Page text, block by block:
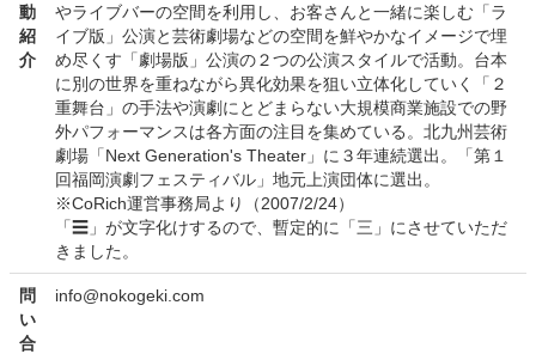
動
紹
介
やライブバーの空間を利用し、お客さんと一緒に楽しむ「ラ
イブ版」公演と芸術劇場などの空間を鮮やかなイメージで埋
め尽くす「劇場版」公演の２つの公演スタイルで活動。台本
に別の世界を重ねながら異化効果を狙い立体化していく「２
重舞台」の手法や演劇にとどまらない大規模商業施設での野
外パフォーマンスは各方面の注目を集めている。北九州芸術
劇場「Next Generation's Theater」に３年連続選出。「第１
回福岡演劇フェスティバル」地元上演団体に選出。
※CoRich運営事務局より（2007/2/24）
「☰」が文字化けするので、暫定的に「三」にさせていただ
きました。
問
い
合
info@nokogeki.com